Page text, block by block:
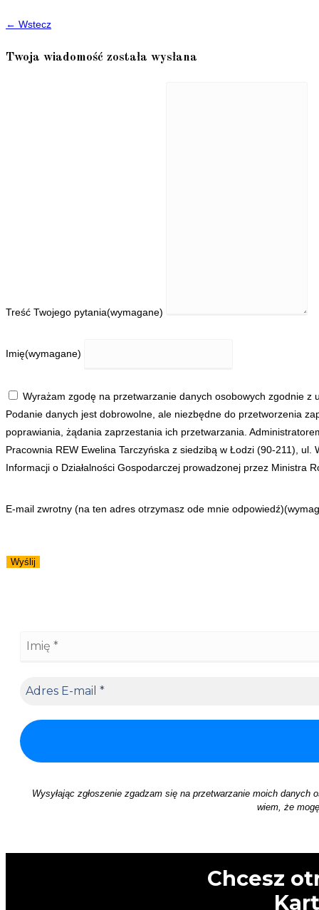
← Wstecz
Twoja wiadomość została wysłana
Treść Twojego pytania(wymagane)
Imię(wymagane)
Wyrażam zgodę na przetwarzanie danych osobowych zgodnie z
Podanie danych jest dobrowolne, ale niezbędne do przetworzenia
poprawiania, żądania zaprzestania ich przetwarzania.
Pracownia REW Ewelina Tarczyńska z siedzibą w Łodzi (90-211),
Informacji o Działalności Gospodarczej prowadzonej przez Ministra
E-mail zwrotny (na ten adres otrzymasz ode mnie odpowiedź)
Wyślij
Wysyłając zgłoszenie zgadzam się na przetwarzanie moich
wiem, że
Chcesz